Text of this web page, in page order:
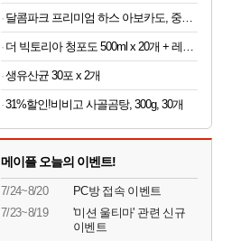
생유산균 30포 x 2개
31%할인!비비고 사골곰탕, 300g, 30개
메이플 오늘의 이벤트!
7/24~8/20
PC방 접속 이벤트
7/23~8/19
'미션 울티마' 관련 신규
이벤트